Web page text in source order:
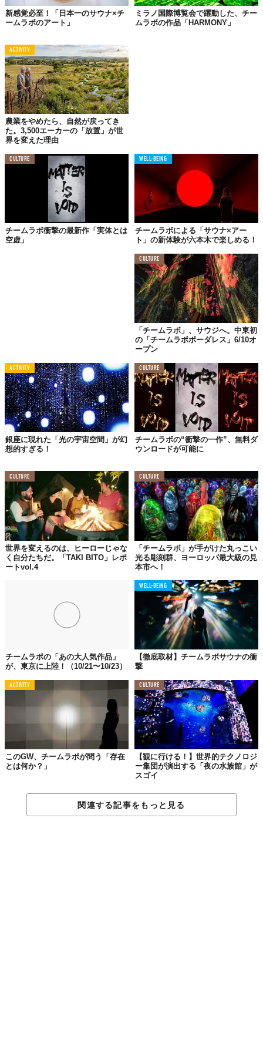
Floating in the Falling Universe of Flowers』
1年間の花々が時間と共に刻々と変化しながら咲き渡る宇宙。そん
な空間が、ドーム内に無限に広がっているインスタレーション作
品。鑑賞者が各々のスマートフォンで蝶を選択し投げ込むと、花
の宇宙空間に蝶が舞う──。
新感覚必至！「日本一のサウナ×チ
ームラボのアート」
ミラノ国際博覧会で躍動した、チー
ムラボの作品「HARMONY」
ACTIVITY
農業をやめたら、自然が戻ってき
た。3,500エーカーの「放置」が世
界を変えた理由
CULTURE
チームラボ衝撃の最新作「実体とは
空虚」
WELL-BEING
チームラボによる「サウナ×アー
ト」の新体験が六本木で楽しめる！
CULTURE
「チームラボ」、サウジへ。中東初
の「チームラボボーダレス」6/10オ
ープン
ACTIVITY
銀座に現れた「光の宇宙空間」が幻
想的すぎる！
CULTURE
チームラボの“衝撃の一作”、無料ダ
ウンロードが可能に
CULTURE
世界を変えるのは、ヒーローじゃな
く自分たちだ。「TAKI BITO」レポ
ートvol.4
CULTURE
「チームラボ」が手がけた丸っこい
光る彫刻群、ヨーロッパ最大級の見
本市へ！
チームラボの「あの大人気作品」
が、東京に上陸！（10/21〜10/23）
WELL-BEING
【徹底取材】チームラボサウナの衝
撃
ACTIVITY
このGW、チームラボが問う「存在
とは何か？」
CULTURE
【観に行ける！】世界的テクノロジ
ー集団が演出する「夜の水族館」が
スゴイ
関連する記事をもっと見る